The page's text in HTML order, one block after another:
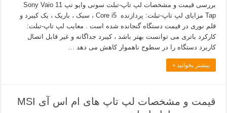
بررسی قیمت و مشخصات لپ تاپ-تبلت سونی وایو تپ 11 Sony Vaio
Tap مزایای لپ تاپ-تبلت: پردازنده Core i5 ، سبک ، باریک ، یک کیبرد و
قلم نوری در قیمت دستگاه گنجانده شده است . معایب لپ تاپ-تبلت:
کارکرد باتری می توانست بهتر باشد ، کیبرد جداگانه و غیر قابل اتصال
کاربرد دستگاه را در سطوح ناهموار کاهش می دهد …
بیشتر بخوانید »
قیمت و مشخصات لپ تاپ های ام اس آی MSI